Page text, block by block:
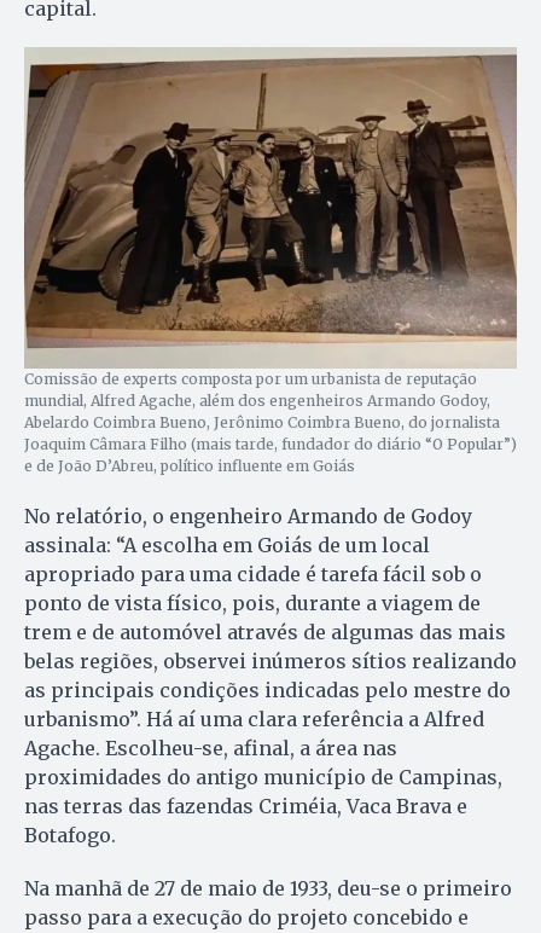
capital.
Comissão de experts composta por um urbanista de reputação
mundial, Alfred Agache, além dos engenheiros Armando Godoy,
Abelardo Coimbra Bueno, Jerônimo Coimbra Bueno, do jornalista
Joaquim Câmara Filho (mais tarde, fundador do diário “O Popular”)
e de João D’Abreu, político influente em Goiás
No relatório, o engenheiro Armando de Godoy
assinala: “A escolha em Goiás de um local
apropriado para uma cidade é tarefa fácil sob o
ponto de vista físico, pois, durante a viagem de
trem e de automóvel através de algumas das mais
belas regiões, observei inúmeros sítios realizando
as principais condições indicadas pelo mestre do
urbanismo”. Há aí uma clara referência a Alfred
Agache. Escolheu-se, afinal, a área nas
proximidades do antigo município de Campinas,
nas terras das fazendas Criméia, Vaca Brava e
Botafogo.
Na manhã de 27 de maio de 1933, deu-se o primeiro
passo para a execução do projeto concebido e